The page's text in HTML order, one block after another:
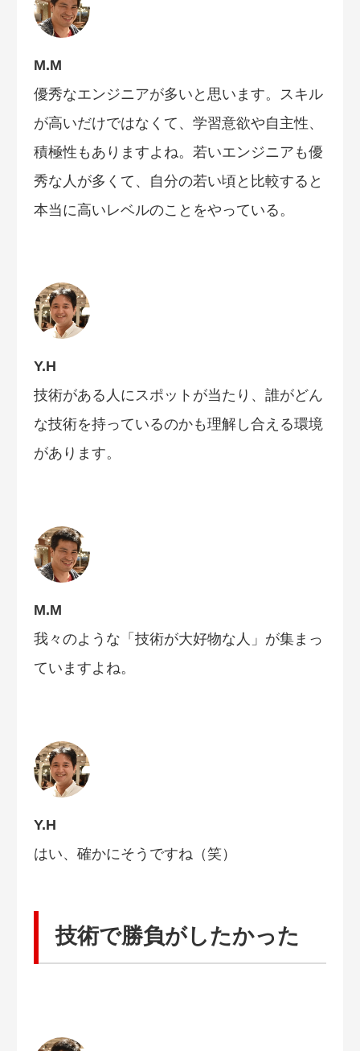
M.M
優秀なエンジニアが多いと思います。スキル
が高いだけではなくて、学習意欲や自主性、
積極性もありますよね。若いエンジニアも優
秀な人が多くて、自分の若い頃と比較すると
本当に高いレベルのことをやっている。
Y.H
技術がある人にスポットが当たり、誰がどん
な技術を持っているのかも理解し合える環境
があります。
M.M
我々のような「技術が大好物な人」が集まっ
ていますよね。
Y.H
はい、確かにそうですね（笑）
技術で勝負がしたかった